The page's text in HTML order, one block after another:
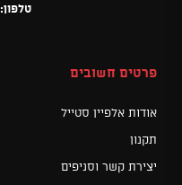
טלפון:
פרטים חשובים
אודות אלפיין סטייל
תקנון
יצירת קשר וסניפים